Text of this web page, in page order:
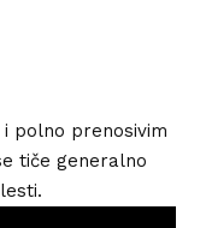
polno prenosivim
tiče generalno